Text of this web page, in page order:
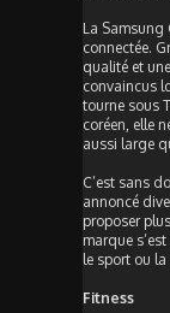
La Samsung
connectée.
qualité et
convaincus
tourne sous
coréen, elle
aussi large
C’est sans
annoncé
proposer
marque
le sport ou
Fitness